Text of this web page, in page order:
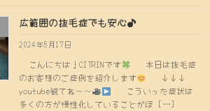
広範囲の抜毛症でも安心♪
2024年8月17日
こんにちは！CITRINです
本日は抜毛症
のお客様のご症例を紹介します
↓↓↓
youtube観てね〜〜
こういった症状は
多くの方が慢性化していることがほ […]